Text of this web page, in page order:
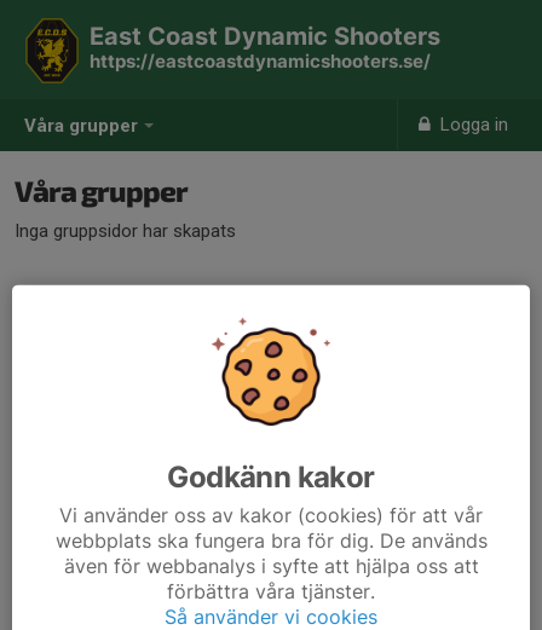
Våra grupper Logga in
East Coast Dynamic Shooters
https://eastcoastdynamicshooters.se/
Våra grupper
Inga gruppsidor har skapats
Godkänn kakor
Vi använder oss av kakor (cookies) för att vår
webbplats ska fungera bra för dig. De används
även för webbanalys i syfte att hjälpa oss att
förbättra våra tjänster.
Så använder vi cookies